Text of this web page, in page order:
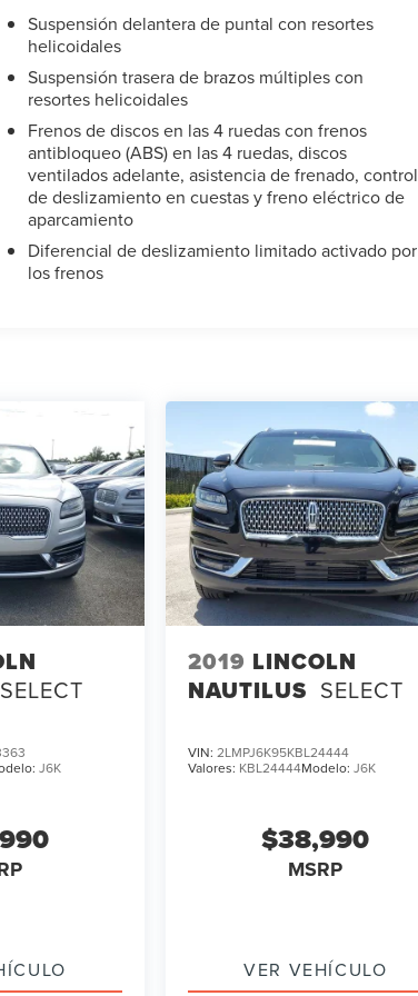
Suspensión delantera de puntal con resortes
helicoidales
Suspensión trasera de brazos múltiples con
resortes helicoidales
Frenos de discos en las 4 ruedas con frenos
antibloqueo (ABS) en las 4 ruedas, discos
ventilados adelante, asistencia de frenado, control
de deslizamiento en cuestas y freno eléctrico de
aparcamiento
Diferencial de deslizamiento limitado activado por
los frenos
SELECT
J6K
2019 LINCOLN
NAUTILUS SELECT
VIN:2LMPJ6K95KBL24444
Valores: KBL24444Modelo:J6K
$38,990
MSRP
VER VEHÍCULO